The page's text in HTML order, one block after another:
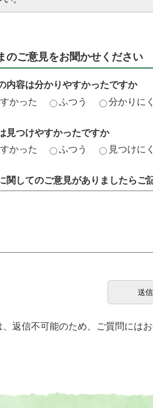
のご意見をお聞かせください
内容は分かりやすかったですか
かった
ふつう 分かりに
見つけやすかったですか
かった
ふつう 見つけに
関してのご意見がありましたらご
返信不可能のため、ご質問には